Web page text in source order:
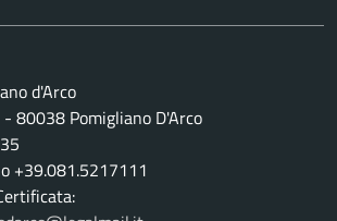
d'Arco
80038 Pomigliano D'Arco
+39.081.5217111